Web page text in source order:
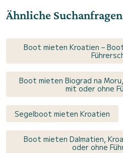
Ähnliche Suchanfragen
Boot mieten Kroatien –
Boot mieten Biograd na
mit oder ohne
Segelboot mieten Kroatien
Boot mieten Dalmatien,
oder ohne